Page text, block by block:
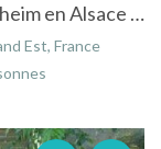
Appartement F3 lumineux à Geudertheim en Alsace avec piscine couverte terrasse climatisation et wifi
Est, France